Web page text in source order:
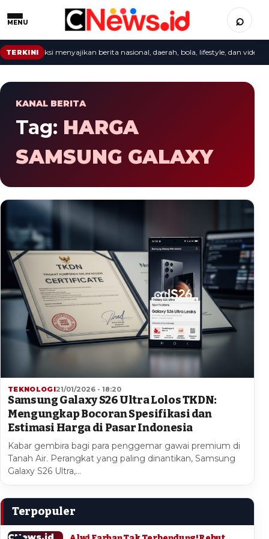
MENU ⌕
TERKINI
redaksi menyajikan berita nasional, daerah, bola, lifestyle, dan video
KANAL BERITA
Tag: HARGA
SAMSUNG GALAXY
TEKNOLOGI21/01/2026 - 18:20
Samsung Galaxy S26 Ultra Lolos TKDN:
Mengungkap Bocoran Spesifikasi dan
Estimasi Harga di Pasar Indonesia
Kabar gembira bagi para penggemar gawai premium di
Tanah Air. Perangkat yang paling dinantikan, Samsung
Galaxy S26 Ultra,…
Terpopuler